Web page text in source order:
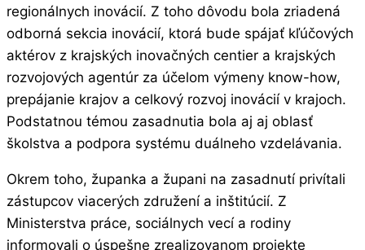
regionálnych inovácií. Z toho dôvodu bola zriadená
odborná sekcia inovácií, ktorá bude spájať kľúčových
aktérov z krajských inovačných centier a krajských
rozvojových agentúr za účelom výmeny know-how,
prepájanie krajov a celkový rozvoj inovácií v krajoch.
Podstatnou témou zasadnutia bola aj aj oblasť
školstva a podpora systému duálneho vzdelávania.
Okrem toho, županka a župani na zasadnutí privítali
zástupcov viacerých združení a inštitúcií. Z
Ministerstva práce, sociálnych vecí a rodiny
informovali o úspešne zrealizovanom projekte